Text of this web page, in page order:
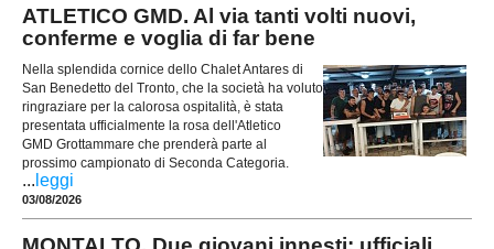
ATLETICO GMD. Al via tanti volti nuovi,
conferme e voglia di far bene
Nella splendida cornice dello Chalet Antares di
San Benedetto del Tronto, che la società ha voluto
ringraziare per la calorosa ospitalità, è stata
presentata ufficialmente la rosa dell'Atletico
GMD Grottammare che prenderà parte al
prossimo campionato di Seconda Categoria.
... leggi
03/08/2026